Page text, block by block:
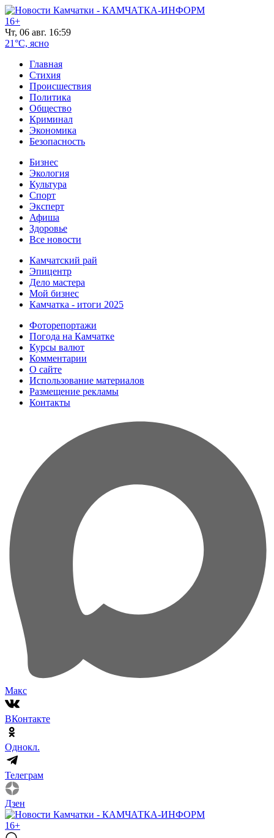
16+
Чт, 06 авг. 16:59
21°C, ясно
Главная
Стихия
Происшествия
Политика
Общество
Криминал
Экономика
Безопасность
Бизнес
Экология
Культура
Спорт
Эксперт
Афиша
Здоровье
Все новости
Камчатский рай
Эпицентр
Дело мастера
Мой бизнес
Камчатка - итоги 2025
Фоторепортажи
Погода на Камчатке
Курсы валют
Комментарии
О сайте
Использование материалов
Размещение рекламы
Контакты
Макс
ВКонтакте
Однокл.
Телеграм
Дзен
16+